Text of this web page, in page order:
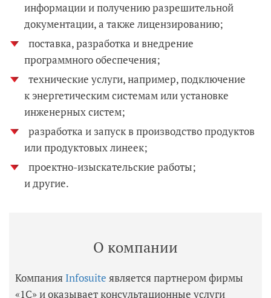
информации и получению разрешительной
документации, а также лицензированию;
поставка, разработка и внедрение
программного обеспечения;
технические услуги, например, подключение
к энергетическим системам или установке
инженерных систем;
разработка и запуск в производство продуктов
или продуктовых линеек;
проектно-изыскательские работы;
и другие.
О компании
Компания Infosuite является партнером фирмы
«1С» и оказывает консультационные услуги